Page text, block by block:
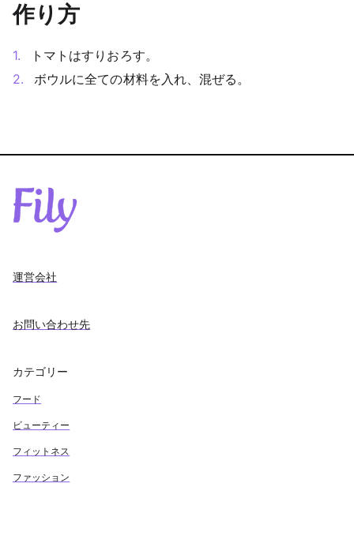
作り方
トマトはすりおろす。
ボウルに全ての材料を入れ、混ぜる。
運営会社
お問い合わせ先
カテゴリー
フード
ビューティー
フィットネス
ファッション